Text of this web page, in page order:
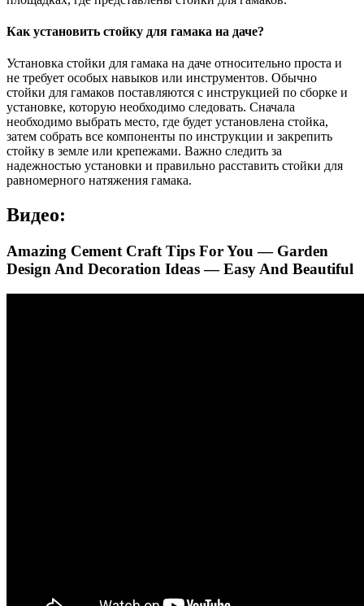
Как установить стойку для гамака на даче?
Установка стойки для гамака на даче относительно проста и
не требует особых навыков или инструментов. Обычно
стойки для гамаков поставляются с инструкцией по сборке и
установке, которую необходимо следовать. Сначала
необходимо выбрать место, где будет установлена стойка,
затем собрать все компоненты по инструкции и закрепить
стойку в земле или крепежами. Важно следить за
надежностью установки и правильно расставить стойки для
равномерного натяжения гамака.
Видео:
Amazing Cement Craft Tips For You — Garden
Design And Decoration Ideas — Easy And Beautiful